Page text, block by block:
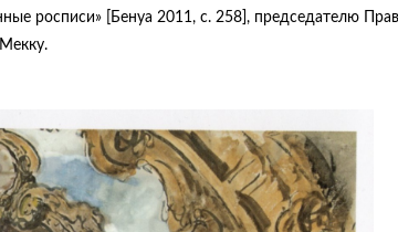
росписи» [Бенуа 2011, с. 258], председателю